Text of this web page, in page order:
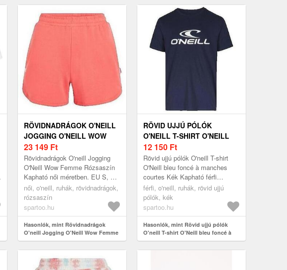
RÖVIDNADRÁGOK O'NEILL
JOGGING O'NEILL WOW
FEMME
23 149 Ft
Rövidnadrágok O'neill Jogging
O'Neill Wow Femme Rózsaszín
Kapható női méretben. EU S, EU
M Női > Ruhák > Rövidnadrágok
női, o'neill, ruhák, rövidnadrágok,
rózsaszín
spartoo.hu
Hasonlók, mint Rövidnadrágok
O'neill Jogging O'Neill Wow Femme
RÖVID UJJÚ PÓLÓK
O'NEILL T-SHIRT O'NEILL
BLEU FONCÉ À MANCHES
COURTES
12 150 Ft
Rövid ujjú pólók O'neill T-shirt
O'Neill bleu foncé à manches
courtes Kék Kapható férfi
méretben. EU S, EU M Férfi >
Ruhák > Rövid ujjú pólók
férfi, o'neill, ruhák, rövid ujjú
pólók, kék
spartoo.hu
Hasonlók, mint Rövid ujjú pólók
O'neill T-shirt O'Neill bleu foncé à
manches courtes